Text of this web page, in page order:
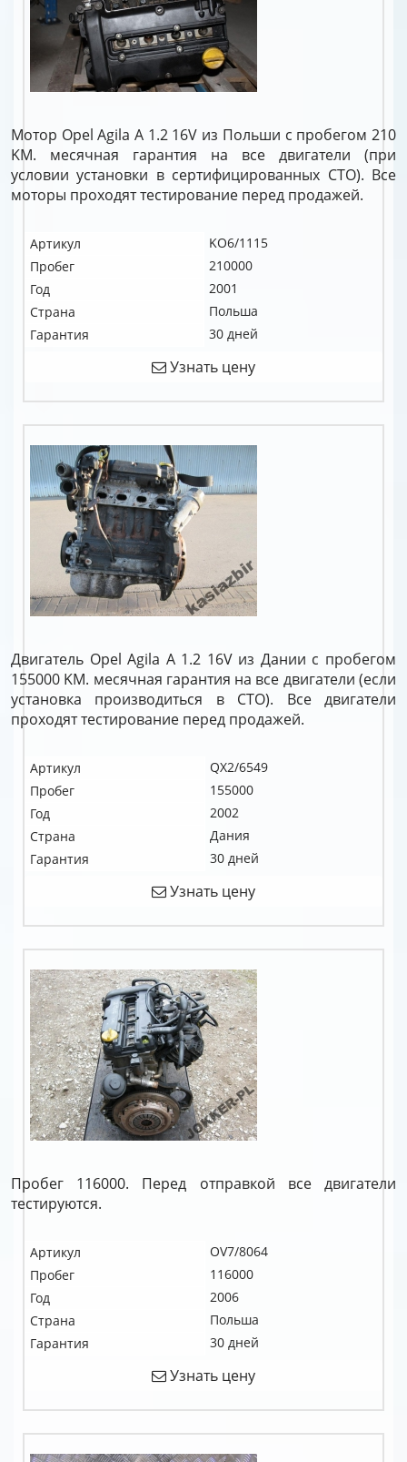
Мотор Opel Agila A 1.2 16V из Польши с пробегом 210
KM. месячная гарантия на все двигатели (при
условии установки в сертифицированных СТО). Все
моторы проходят тестирование перед продажей.
Артикул
KO6/1115
Пробег
210000
Год
2001
Страна
Польша
Гарантия
30 дней
Узнать цену
Двигатель Opel Agila A 1.2 16V из Дании с пробегом
155000 KM. месячная гарантия на все двигатели (если
установка производиться в СТО). Все двигатели
проходят тестирование перед продажей.
Артикул
QX2/6549
Пробег
155000
Год
2002
Страна
Дания
Гарантия
30 дней
Узнать цену
Пробег 116000. Перед отправкой все двигатели
тестируются.
Артикул
OV7/8064
Пробег
116000
Год
2006
Страна
Польша
Гарантия
30 дней
Узнать цену